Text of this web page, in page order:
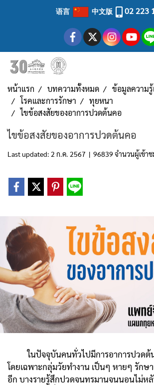
语言 中文版 02 223
หน้าแรก บทความทั้งหมด
ข้อมูลความ
โรคและการรักษา
ทุยหนา
ไขข้อสงสัยของอาการปวดต้นคอ
ไขข้อสงสัยของอาการปวดต้นคอ
Last updated: 2 ก.ค. 2567 | 96839 จำนวนผู้เข้า
ในปัจจุบันคนทั่วไปมีการอาการปวดต้
โดยเฉพาะกลุ่มวัยทำงาน เป็นๆ หายๆ รักษ
อีก บางรายรู้สึกปวดจนทรมานจนนอนไม่ห